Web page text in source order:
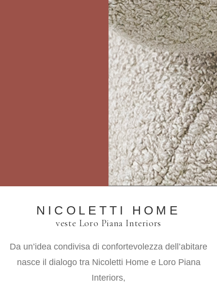
NICOLETTI HOME
veste Loro Piana Interiors
Da un’idea condivisa di confortevolezza dell’abitare
nasce il dialogo tra Nicoletti Home e Loro Piana
Interiors,